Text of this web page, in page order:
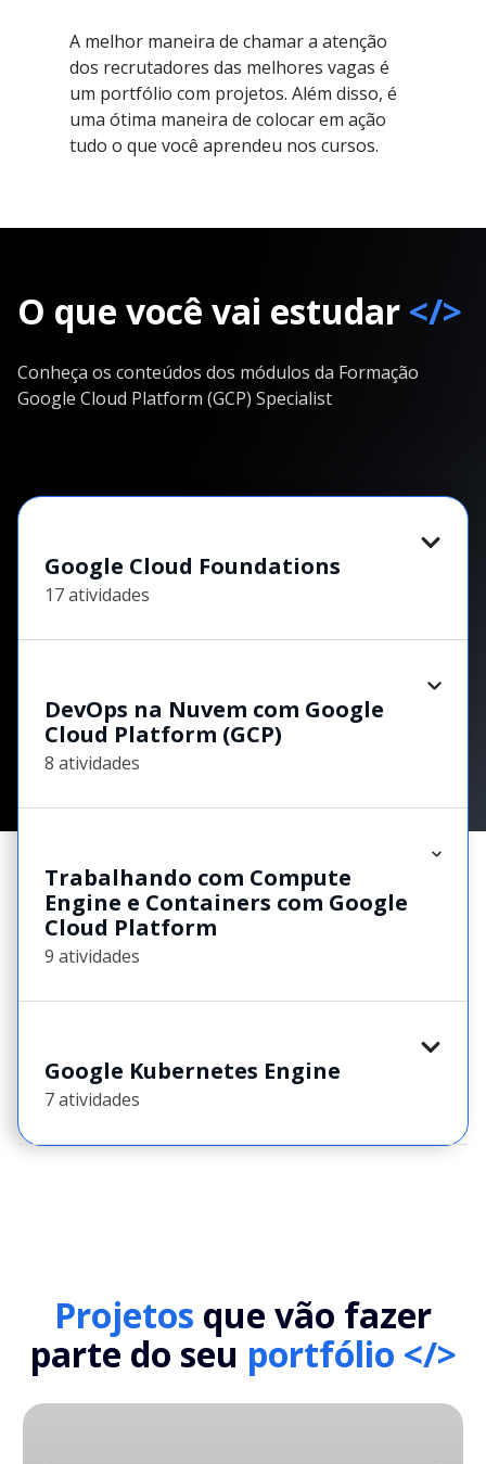
A melhor maneira de chamar a atenção
dos recrutadores das melhores vagas é
um portfólio com projetos. Além disso, é
uma ótima maneira de colocar em ação
tudo o que você aprendeu nos cursos.
O que você vai estudar </>
Conheça os conteúdos dos módulos da Formação
Google Cloud Platform (GCP) Specialist
Google Cloud Foundations
17 atividades
DevOps na Nuvem com Google
Cloud Platform (GCP)
8 atividades
Trabalhando com Compute
Engine e Containers com Google
Cloud Platform
9 atividades
Google Kubernetes Engine
7 atividades
Projetos que vão fazer
parte do seu portfólio </>